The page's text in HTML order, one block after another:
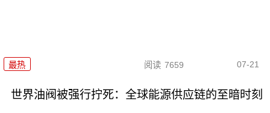
最热 阅读 7659 07-21
世界油阀被强行拧死：全球能源供应链的至暗时刻